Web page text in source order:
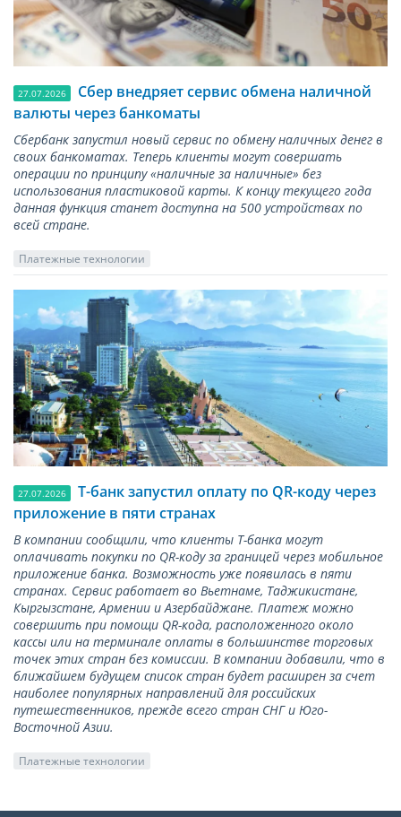
27.07.2026
Сбер внедряет сервис обмена наличной
валюты через банкоматы
Сбербанк запустил новый сервис по обмену наличных денег в
своих банкоматах. Теперь клиенты могут совершать
операции по принципу «наличные за наличные» без
использования пластиковой карты. К концу текущего года
данная функция станет доступна на 500 устройствах по
всей стране.
Платежные технологии
27.07.2026
Т-банк запустил оплату по QR-коду через
приложение в пяти странах
В компании сообщили, что клиенты Т-банка могут
оплачивать покупки по QR-коду за границей через мобильное
приложение банка. Возможность уже появилась в пяти
странах. Сервис работает во Вьетнаме, Таджикистане,
Кыргызстане, Армении и Азербайджане. Платеж можно
совершить при помощи QR-кода, расположенного около
кассы или на терминале оплаты в большинстве торговых
точек этих стран без комиссии. В компании добавили, что в
ближайшем будущем список стран будет расширен за счет
наиболее популярных направлений для российских
путешественников, прежде всего стран СНГ и Юго-
Восточной Азии.
Платежные технологии